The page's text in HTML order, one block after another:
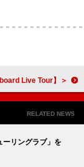
＜ライブレポート＞Ovall、ダンサーTHE D SoraKi登場＆アンプラグド・コーナーありの特別演出で魅せた【“Silent Storm” Billboard Live Tour】
RELATED NEWS
ーリングラブ」を